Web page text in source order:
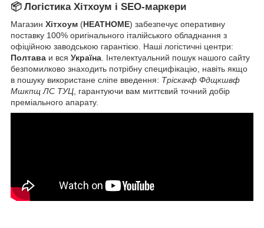
📦 Логістика Хітхоум і SEO-маркери
Магазин Хітхоум (HEATHOME) забезпечує оперативну
поставку 100% оригінального італійського обладнання з
офіційною заводською гарантією. Наші логістичні центри:
Полтава и вся Україна. Інтелектуальний пошук нашого сайту
безпомилково знаходить потрібну специфікацію, навіть якщо
в пошуку використане сліпе введення: Тріскачф Фдщкшвф
Мшкпщ ЛС ТУЦ, гарантуючи вам миттєвий точний добір
преміального апарату.